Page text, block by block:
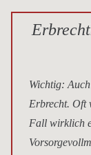
Wichtig:
Erbrecht. Oft
Fall wirklich